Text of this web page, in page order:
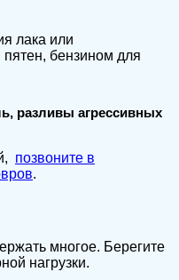
лака или
бензином для
разливы агрессивных
позвоните в
.
многое. Берегите
нагрузки.